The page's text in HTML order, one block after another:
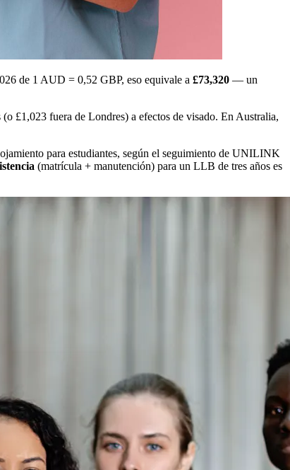
de 1 AUD = 0,52 GBP, eso equivale a £73,320 — un
(o £1,023 fuera de Londres) a efectos de visado. En Australia,
para estudiantes, según el seguimiento de UNILINK
(matrícula + manutención) para un LLB de tres años es